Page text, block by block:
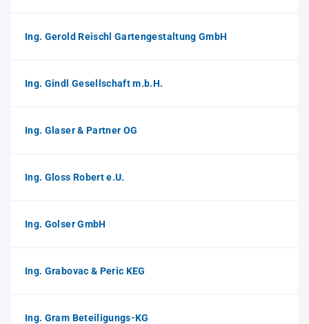
Ing. Gerold Reischl Gartengestaltung GmbH
Ing. Gindl Gesellschaft m.b.H.
Ing. Glaser & Partner OG
Ing. Gloss Robert e.U.
Ing. Golser GmbH
Ing. Grabovac & Peric KEG
Ing. Gram Beteiligungs-KG